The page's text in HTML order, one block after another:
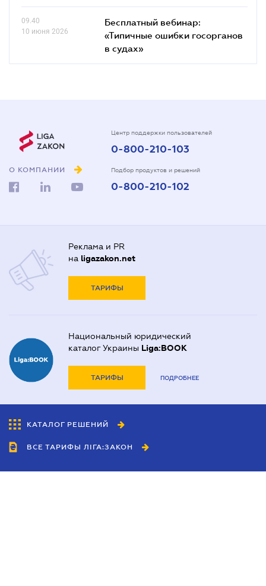
09.40
10 июня 2026
Бесплатный вебинар:
«Типичные ошибки госорганов
в судах»
О КОМПАНИИ
Центр поддержки пользователей
0-800-210-103
Подбор продуктов и решений
0-800-210-102
Реклама и PR
на ligazakon.net
ТАРИФЫ
Национальный юридический
каталог Украины Liga:BOOK
ТАРИФЫ ПОДРОБНЕЕ
КАТАЛОГ РЕШЕНИЙ
ВСЕ ТАРИФЫ ЛІГА:ЗАКОН